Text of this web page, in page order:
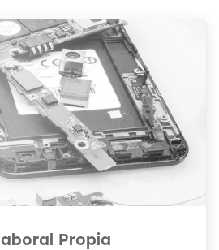
Propia